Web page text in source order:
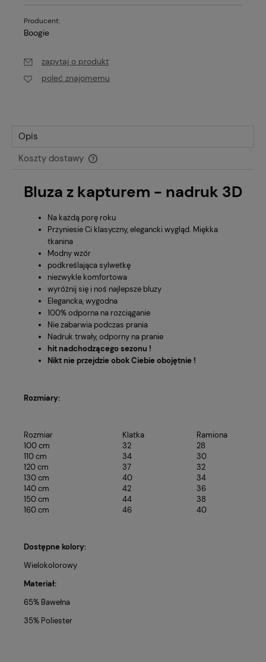
Producent:
Boogie
zapytaj o produkt
poleć znajomemu
Opis
Koszty dostawy
Cena nie zawiera ewentualnych kosztów płatności
Bluza z kapturem - nadruk 3D
Na każdą porę roku
Przyniesie Ci klasyczny, elegancki wygląd. Miękka
tkanina
Modny wzór
podkreślająca sylwetkę
niezwykle komfortowa
wyróżnij się i noś najlepsze bluzy
Elegancka, wygodna
100% odporna na rozciąganie
Nie zabarwia podczas prania
Nadruk trwały, odporny na pranie
hit nadchodzącego sezonu !
Nikt nie przejdzie obok Ciebie obojętnie !
Rozmiary:
Rozmiar Klatka
Ramiona
100 cm
32
28
110 cm
34
30
120 cm
37
32
130 cm
40
34
140 cm
42
36
150 cm
44
38
160 cm
46 40
Dostępne kolory:
Wielokolorowy
Materiał:
65% Bawełna
35% Poliester